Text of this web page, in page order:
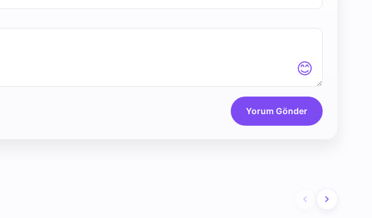
😊
Yorum Gönder